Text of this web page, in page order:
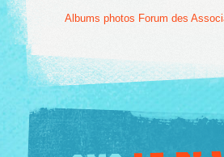
Albums photos Forum des